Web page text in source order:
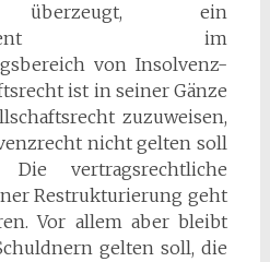
überzeugt, ein
im
von Insolvenz-
ist in seiner Gänze
zuzuweisen,
nicht gelten soll
Die vertragsrechtliche
Restrukturierung geht
Vor allem aber bleibt
gelten soll, die